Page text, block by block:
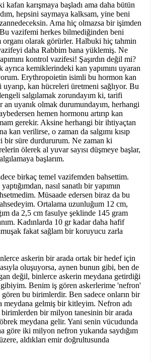
kafan karışmaya başladı ama daha bütün
hepsini saymaya kalksam, yine beni
Ama hiç olmazsa bir işimden
vazifemi herkes bilmediğinden beni
organı olarak görürler. Halbuki hiç tahmin
daha Rabbim bana yüklemiş. Ne
kontrol vazifesi! Şaşırdın değil mi?
kemiklerindeki kan yapımını uyaran
Erythropoietin isimli bu hormon kan
uyarıp, kan hücreleri üretmeni sağlıyor. Bu
salgılamak zorundayım ki, tarifi
uyanık olmak durumundayım, herhangi
hemen hormonu artırıp kan
gerekir. Aksine herhangi bir ihtiyaçtan
kan verilirse, o zaman da salgımı kısıp
bir süre durdururum. Ne zaman ki
ölerek al yuvar sayısı düşmeye başlar,
başlarım.
birkaç temel vazifemden bahsettim.
nasıl sanatlı bir yapımın
Müsaade edersen biraz da bu
Ortalama uzunluğum 12 cm,
da 2,5 cm fasulye şeklinde 145 gram
Kadınlarda 10 gr kadar daha hafif
fakat sağlam bir koruyucu zarla
askerin bir arada ortak bir hedef için
oluşuyorsa, aynen bunun gibi, ben de
değil, binlerce askerin meydana getirdiği
Benim iş gören askerlerime 'nefron'
gören bu birimlerdir. Ben sadece onların bir
meydana gelmiş bir kitleyim. Nefron adı
bir milyon tanesinin bir arada
meydana gelir. Yani senin vücudunda
göre iki milyon nefron yukarıda saydığım
aldıkları emir doğrultusunda